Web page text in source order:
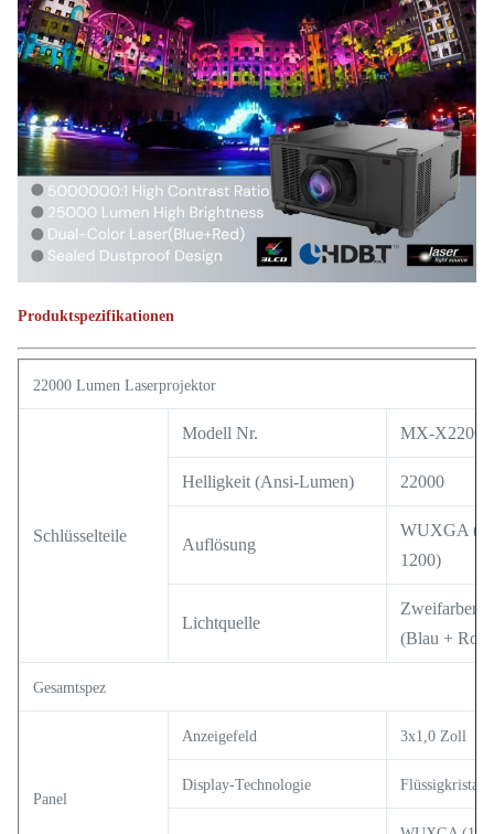
Produktspezifikationen
22000 Lumen Laserprojektor
Schlüsselteile
Modell Nr. MX-
Helligkeit (Ansi-Lumen) 22000
Auflösung
WUXGA
1200)
Lichtquelle
(Blau + Rot)
Gesamtspez
Panel
Anzeigefeld 3x1,0 Zoll
Display-Technologie